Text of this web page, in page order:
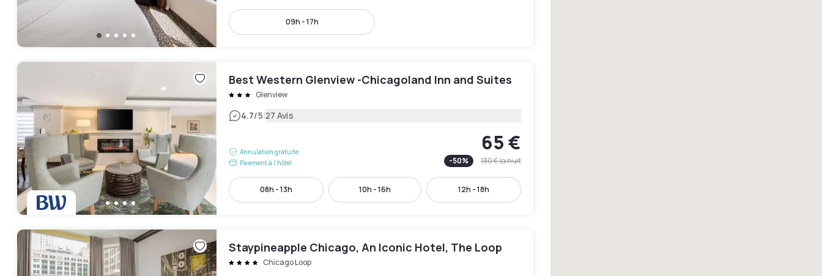
09h - 17h
Best Western Glenview -Chicagoland Inn and Suites
Glenview
4.7/5|27 Avis
Annulation gratuite
Paiement à l'hôtel
65 €
-50% 130 €la nuit
08h - 13h 10h - 16h 12h - 18h
Staypineapple Chicago, An Iconic Hotel, The Loop
Chicago Loop